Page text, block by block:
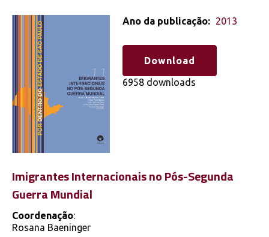
Imigrantes Internacionais no Pós-Segunda
Guerra Mundial
Coordenação:
Rosana Baeninger
Ano da publicação: 2013
Download
6958 downloads